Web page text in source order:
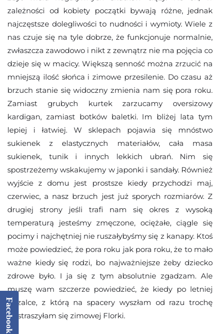
zależności od kobiety początki bywają różne, jednak
najczęstsze dolegliwości to nudności i wymioty. Wiele z
nas czuje się na tyle dobrze, że funkcjonuje normalnie,
zwłaszcza zawodowo i nikt z zewnątrz nie ma pojęcia co
dzieje się w macicy. Większą senność można zrzucić na
mniejszą ilość słońca i zimowe przesilenie. Do czasu aż
brzuch stanie się widoczny zmienia nam się pora roku.
Zamiast grubych kurtek zarzucamy oversizowy
kardigan, zamiast botków baletki. Im bliżej lata tym
lepiej i łatwiej. W sklepach pojawia się mnóstwo
sukienek z elastycznych materiałów, cała masa
sukienek, tunik i innych lekkich ubrań. Nim się
spostrzeżemy wskakujemy w japonki i sandały. Również
wyjście z domu jest prostsze kiedy przychodzi maj,
czerwiec, a nasz brzuch jest już sporych rozmiarów. Z
drugiej strony jeśli trafi nam się okres z wysoką
temperaturą jesteśmy zmęczone, ociężałe, ciągle się
pocimy i najchętniej nie ruszałybyśmy się z kanapy. Ktoś
może powiedzieć, że pora roku jak pora roku, że to mało
ważne kiedy się rodzi, bo najważniejsze żeby dziecko
zdrowe było. I ja się z tym absolutnie zgadzam. Ale
muszę wam szczerze powiedzieć, że kiedy po letniej
Rozalce, z którą na spacery wyszłam od razu trochę
wystraszyłam się zimowej Florki.
Facebook